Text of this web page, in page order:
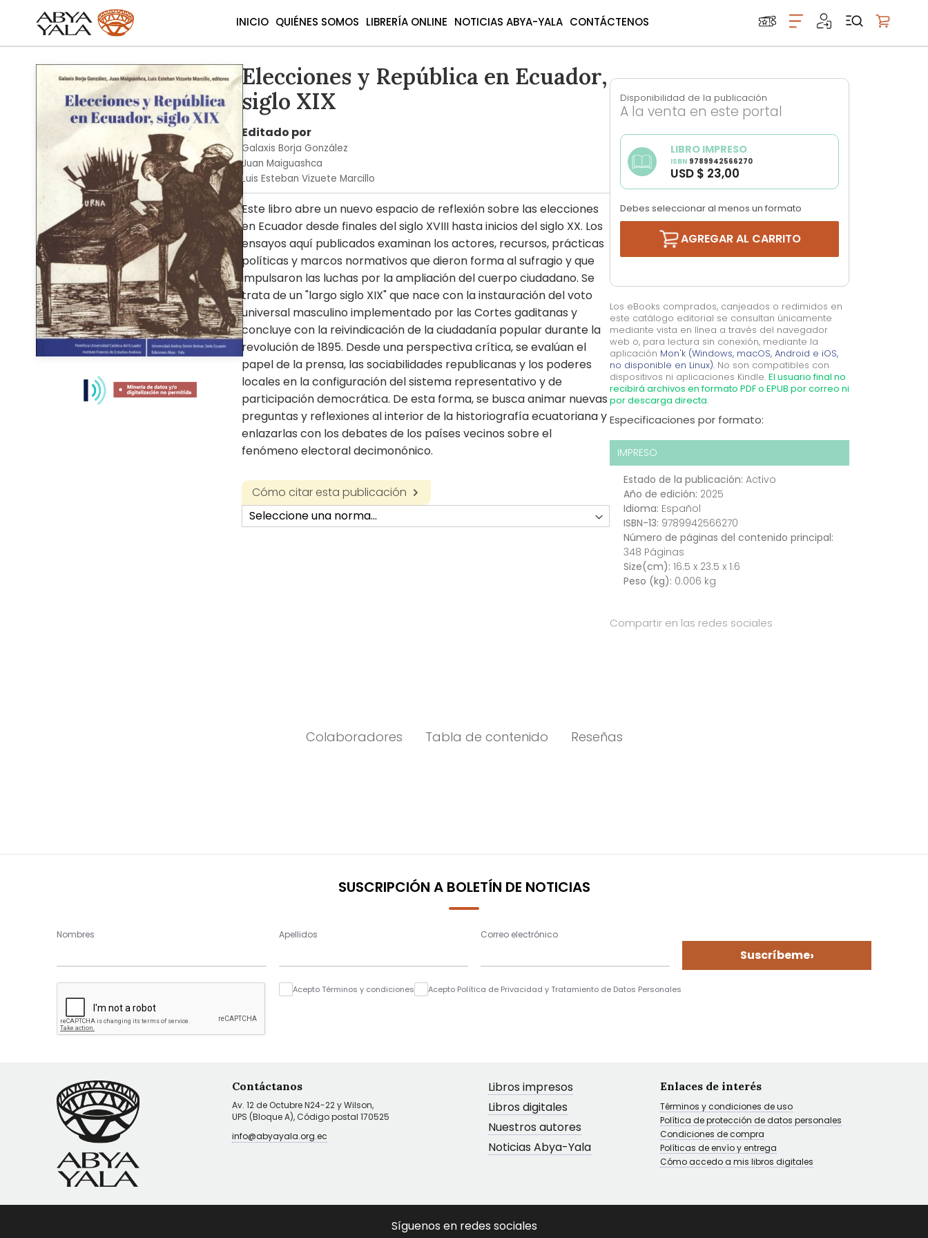
INICIO QUIÉNES SOMOS LIBRERÍA ONLINE NOTICIAS ABYA-YALA CONTÁCTENOS
the
images
gallery
Elecciones y República en Ecuador,
siglo XIX
Editado por
Galaxis Borja González
Juan Maiguashca
Luis Esteban Vizuete Marcillo
Este libro abre un nuevo espacio de reflexión sobre las elecciones
en Ecuador desde finales del siglo XVIII hasta inicios del siglo XX. Los
ensayos aquí publicados examinan los actores, recursos, prácticas
políticas y marcos normativos que dieron forma al sufragio y que
impulsaron las luchas por la ampliación del cuerpo ciudadano. Se
trata de un "largo siglo XIX" que nace con la instauración del voto
universal masculino implementado por las Cortes gaditanas y
concluye con la reivindicación de la ciudadanía popular durante la
revolución de 1895. Desde una perspectiva crítica, se evalúan el
papel de la prensa, las sociabilidades republicanas y los poderes
locales en la configuración del sistema representativo y de
participación democrática. De esta forma, se busca animar nuevas
preguntas y reflexiones al interior de la historiografía ecuatoriana y
enlazarlas con los debates de los países vecinos sobre el
fenómeno electoral decimonónico.
Cómo citar esta publicación
Disponibilidad de la publicación
A la venta en este portal
LIBRO IMPRESO
ISBN 9789942566270
USD $ 23,00
Debes seleccionar al menos un formato
AGREGAR AL CARRITO
Los eBooks comprados, canjeados o redimidos en
este catálogo editorial se consultan únicamente
mediante vista en línea a través del navegador
web o, para lectura sin conexión, mediante la
aplicación Mon'k (Windows, macOS, Android e iOS,
no disponible en Linux).No son compatibles con
dispositivos ni aplicaciones Kindle. El usuario final no
recibirá archivos en formato PDF o EPUB por correo ni
por descarga directa.
Especificaciones por formato:
IMPRESO
Estado de la publicación: Activo
Año de edición: 2025
Idioma: Español
ISBN-13: 9789942566270
Número de páginas del contenido principal:
348 Páginas
Size(cm): 16.5 x 23.5 x 1.6
Peso (kg): 0.006 kg
Compartir en las redes sociales
Colaboradores Tabla de contenido Reseñas
SUSCRIPCIÓN A BOLETÍN DE NOTICIAS
Nombres Apellidos Correo electrónico
Suscríbeme›
Acepto Términos y condiciones Acepto Política de Privacidad y Tratamiento de Datos Personales
Contáctanos
Av. 12 de Octubre N24-22 y Wilson,
UPS (Bloque A), Código postal 170525
info@abyayala.org.ec
Libros impresos
Libros digitales
Nuestros autores
Noticias Abya-Yala
Enlaces de interés
Términos y condiciones de uso
Política de protección de datos personales
Condiciones de compra
Políticas de envío y entrega
Cómo accedo a mis libros digitales
Síguenos en redes sociales